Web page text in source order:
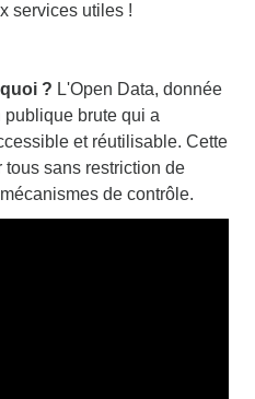
services utiles !
? L'Open Data, donnée
brute qui a
et réutilisable. Cette
sans restriction de
de contrôle.